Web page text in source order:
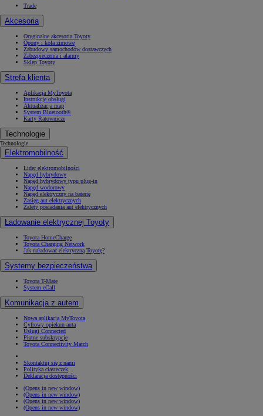
Trade
Akcesoria
Oryginalne akcesoria Toyoty
Opony i koła zimowe
Zabudowy samochodów dostawczych
Zabezpieczenia i alarmy
Sklep Toyoty
Strefa klienta
Aplikacja MyToyota
Instrukcje obsługi
Aktualizacja map
System Bluetooth®
Karty Ratownicze
Technologie
Technologie
Elektromobilność
Lider elektromobilności
Napęd hybrydowy
Napęd hybrydowy typu plug-in
Napęd wodorowy
Napęd elektryczny na baterię
Zasięg aut elektrycznych
Zalety posiadania aut elektrycznych
Ładowanie elektrycznej Toyoty
Toyota HomeCharge
Toyota Charging Network
Jak naładować elektryczną Toyotę?
Systemy bezpieczeństwa
Toyota T-Mate
System eCall
Komunikacja z autem
Nowa aplikacja MyToyota
Cyfrowy opiekun auta
Usługi Connected
Płatne subskrypcje
Toyota Connectivity Match
Skontaktuj się z nami
Polityka ciasteczek
Deklaracja dostępności
(Opens in new window)
(Opens in new window)
(Opens in new window)
(Opens in new window)